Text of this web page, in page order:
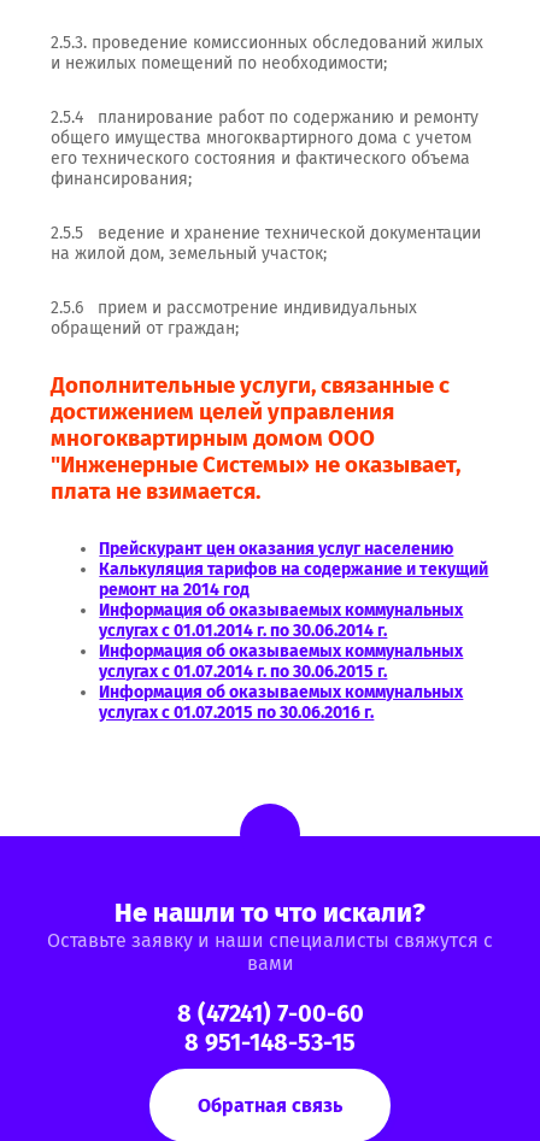
2.5.3. проведение комиссионных обследований жилых
и нежилых помещений по необходимости;
2.5.4 планирование работ по содержанию и ремонту
общего имущества многоквартирного дома с учетом
его технического состояния и фактического объема
финансирования;
2.5.5 ведение и хранение технической документации
на жилой дом, земельный участок;
2.5.6 прием и рассмотрение индивидуальных
обращений от граждан;
Дополнительные услуги, связанные с
достижением целей управления
многоквартирным домом ООО
"Инженерные Системы» не оказывает,
плата не взимается.
Прейскурант цен оказания услуг населению
Калькуляция тарифов на содержание и текущий
ремонт на 2014 год
Информация об оказываемых коммунальных
услугах с 01.01.2014 г. по 30.06.2014 г.
Информация об оказываемых коммунальных
услугах с 01.07.2014 г. по 30.06.2015 г.
Информация об оказываемых коммунальных
услугах с 01.07.2015 по 30.06.2016 г.
Не нашли то что искали?
Оставьте заявку и наши специалисты свяжутся с
вами
8 (47241) 7-00-60
8 951-148-53-15
Обратная связь